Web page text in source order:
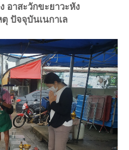
อาสะวักขะยาวะหัง
ปัจจุบันเนกาเล